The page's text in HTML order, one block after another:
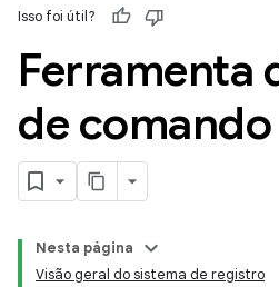
Isso foi útil?
Ferramenta
de
Nesta página
Visão geral do sistema de registro